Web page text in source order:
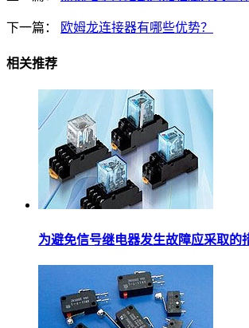
下一篇： 欧姆龙连接器有哪些优势？
相关推荐
为避免信号继电器发生故障应采取的